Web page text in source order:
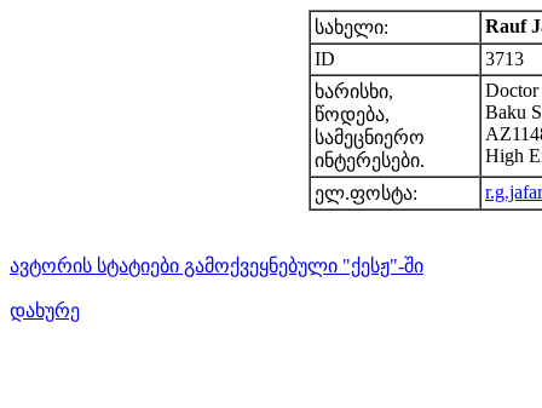
სახელი:
Rauf
ID
3713
ხარისხი,
წოდება,
სამეცნიერო
ინტერესები.
Doctor
Baku
High
ელ.ფოსტა:
ავტორის სტატიები გამოქვეყნებული "ქესჟ"-ში
დახურე